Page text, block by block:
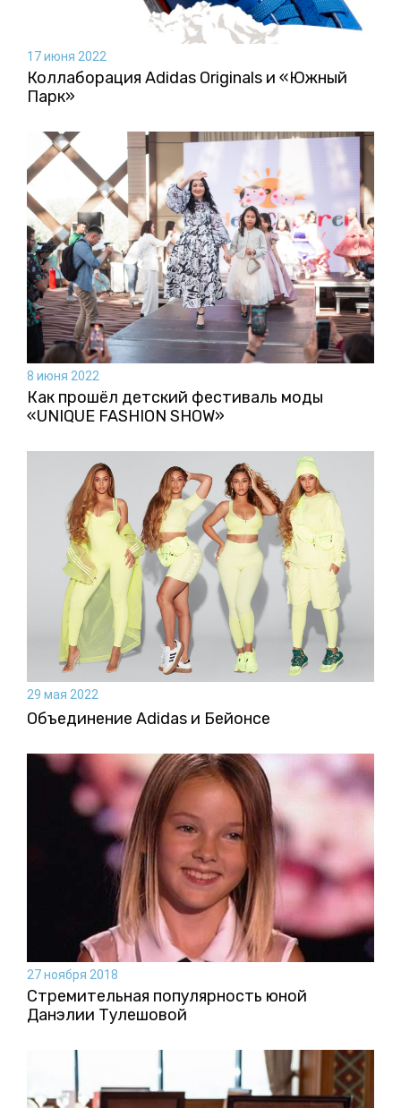
17 июня 2022
Коллаборация Аdidas Originals и «Южный
Парк»
8 июня 2022
Как прошёл детский фестиваль моды
«UNIQUE FASHION SHOW»
29 мая 2022
Объединение Adidas и Бейонсе
27 ноября 2018
Стремительная популярность юной
Данэлии Тулешовой